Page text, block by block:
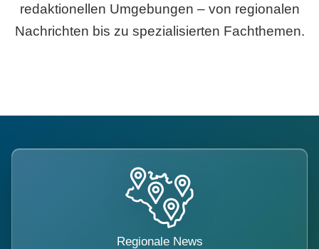
redaktionellen Umgebungen – von regionalen
Nachrichten bis zu spezialisierten Fachthemen.
Regionale News